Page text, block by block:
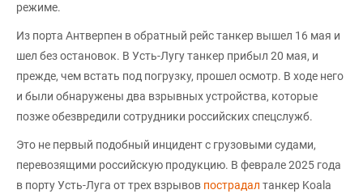
режиме.
Из порта Антверпен в обратный рейс танкер вышел 16 мая и
шел без остановок. В Усть-Лугу танкер прибыл 20 мая, и
прежде, чем встать под погрузку, прошел осмотр. В ходе него
и были обнаружены два взрывных устройства, которые
позже обезвредили сотрудники российских спецслужб.
Это не первый подобный инцидент с грузовыми судами,
перевозящими российскую продукцию. В феврале 2025 года
в порту Усть-Луга от трех взрывов пострадал танкер Koala